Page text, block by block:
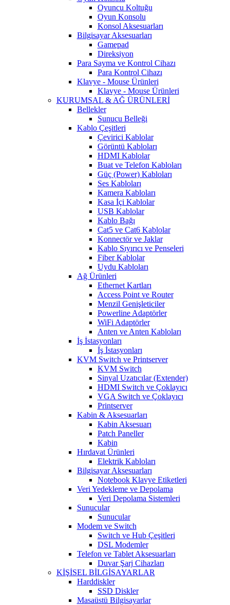
Oyuncu Koltuğu
Oyun Konsolu
Konsol Aksesuarları
Bilgisayar Aksesuarları
Gamepad
Direksiyon
Para Sayma ve Kontrol Cihazı
Para Kontrol Cihazı
Klavye - Mouse Ürünleri
Klavye - Mouse Ürünleri
KURUMSAL & AĞ ÜRÜNLERİ
Bellekler
Sunucu Belleği
Kablo Çeşitleri
Çevirici Kablolar
Görüntü Kabloları
HDMI Kablolar
Buat ve Telefon Kabloları
Güç (Power) Kabloları
Ses Kabloları
Kamera Kabloları
Kasa İçi Kablolar
USB Kablolar
Kablo Bağı
Cat5 ve Cat6 Kablolar
Konnectör ve Jaklar
Kablo Sıyırıcı ve Penseleri
Fiber Kablolar
Uydu Kabloları
Ağ Ürünleri
Ethernet Kartları
Access Point ve Router
Menzil Genişleticiler
Powerline Adaptörler
WiFi Adaptörler
Anten ve Anten Kabloları
İş İstasyonları
İş İstasyonları
KVM Switch ve Printserver
KVM Switch
Sinyal Uzatıcılar (Extender)
HDMI Switch ve Çoklayıcı
VGA Switch ve Çoklayıcı
Printserver
Kabin & Aksesuarları
Kabin Aksesuarı
Patch Paneller
Kabin
Hırdavat Ürünleri
Elektrik Kabloları
Bilgisayar Aksesuarları
Notebook Klavye Etiketleri
Veri Yedekleme ve Depolama
Veri Depolama Sistemleri
Sunucular
Sunucular
Modem ve Switch
Switch ve Hub Çeşitleri
DSL Modemler
Telefon ve Tablet Aksesuarları
Duvar Şarj Cihazları
KİŞİSEL BİLGİSAYARLAR
Harddiskler
SSD Diskler
Masaüstü Bilgisayarlar